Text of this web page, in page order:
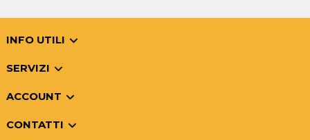
INFO UTILI
SERVIZI
ACCOUNT
CONTATTI